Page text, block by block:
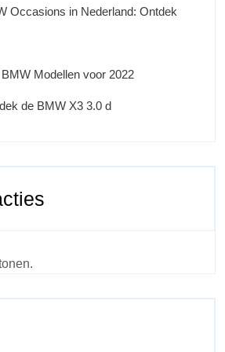
Occasions in Nederland: Ontdek
Modellen voor 2022
de BMW X3 3.0 d